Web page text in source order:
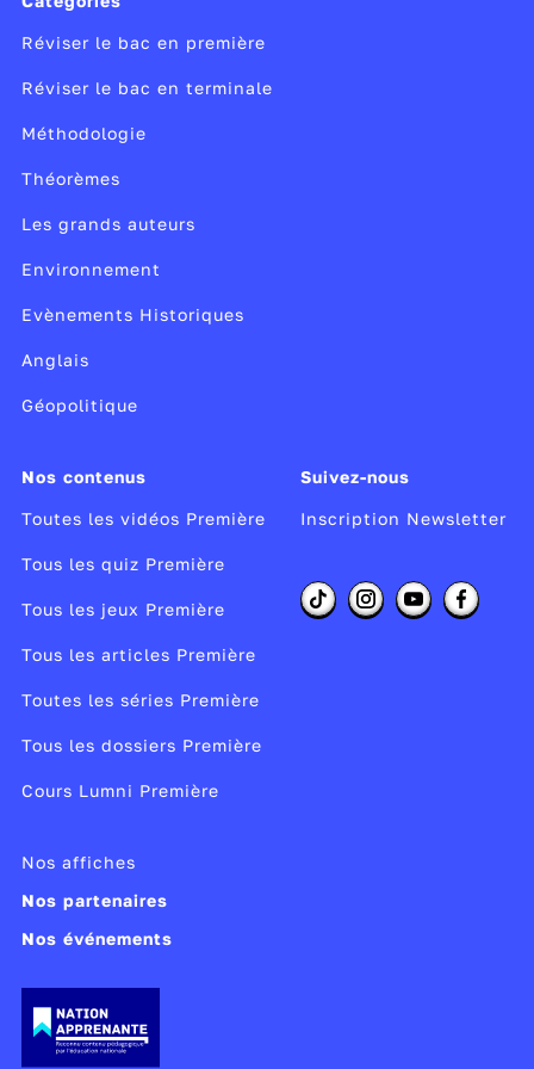
Réviser le bac en première
Réviser le bac en terminale
Méthodologie
Théorèmes
Les grands auteurs
Environnement
Evènements Historiques
Anglais
Géopolitique
Nos contenus
Toutes les vidéos Première
Tous les quiz Première
Tous les jeux Première
Tous les articles Première
Toutes les séries Première
Tous les dossiers Première
Cours Lumni Première
Suivez-nous
Inscription Newsletter
Nos affiches
Nos partenaires
Nos événements